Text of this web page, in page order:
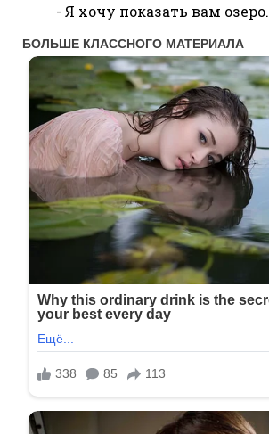
- Я хочу показать вам озеро.